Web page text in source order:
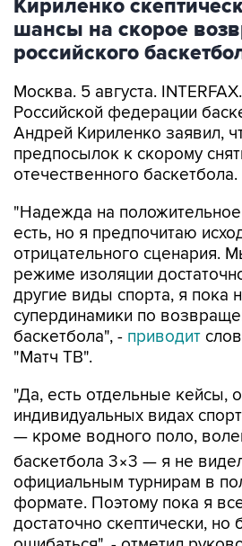
Кириленко
шансы на скорое
российского
Москва. 5 августа.
Российской федерации
Андрей Кириленко заявил,
предпосылок к скорому
отечественного баскетбола.
"Надежда на
есть, но я предпочитаю
отрицательного сценария.
режиме изоляции
другие виды спорта, я пока
супердинамики по
баскетбола", - приводит
"Матч ТВ".
"Да, есть отдельные кейсы,
индивидуальных видах
— кроме водного поло,
баскетбола 3×3 — я не
официальным турнирам в
формате. Поэтому пока я
достаточно скептически, но